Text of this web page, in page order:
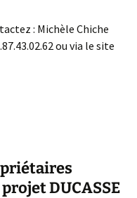
: Michèle Chiche
ou via le site
DUCASSE